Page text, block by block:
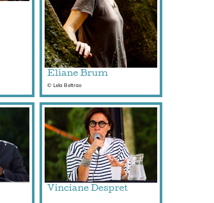
Eliane Brum
© Lela Beltrao
Vinciane Despret